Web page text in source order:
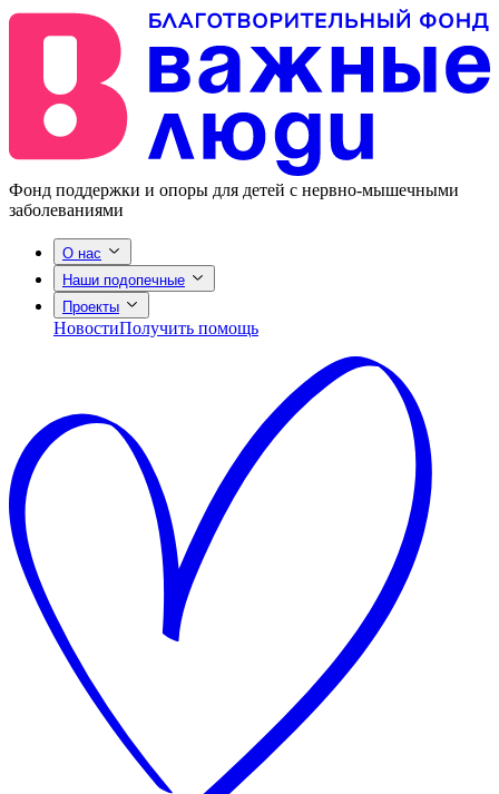
Фонд поддержки и опоры для детей с нервно-мышечными
заболеваниями
О нас
Наши подопечные
Проекты
НовостиПолучить помощь